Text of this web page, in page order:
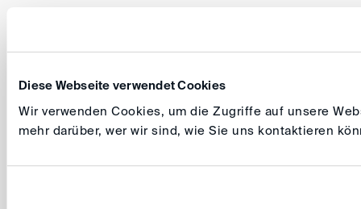
Diese Webseite verwendet Cookies
Wir verwenden Cookies, um die Zugriffe auf unsere
mehr darüber, wer wir sind, wie Sie uns kontaktieren